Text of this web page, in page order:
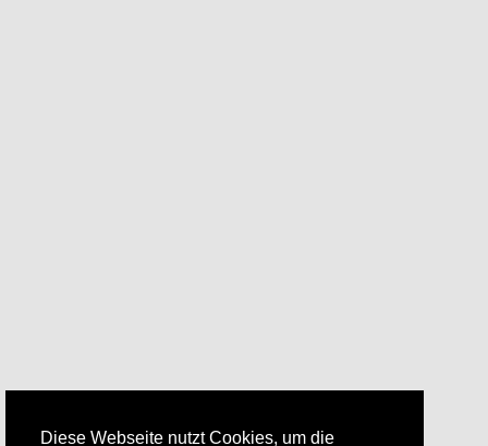
Diese Webseite nutzt Cookies, um die